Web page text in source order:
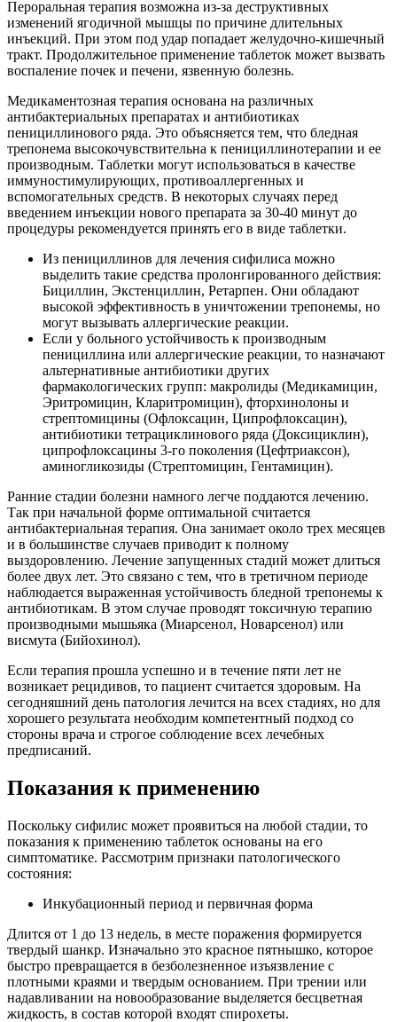
Пероральная терапия возможна из-за деструктивных
изменений ягодичной мышцы по причине длительных
инъекций. При этом под удар попадает желудочно-кишечный
тракт. Продолжительное применение таблеток может вызвать
воспаление почек и печени, язвенную болезнь.
Медикаментозная терапия основана на различных
антибактериальных препаратах и антибиотиках
пенициллинового ряда. Это объясняется тем, что бледная
трепонема высокочувствительна к пенициллинотерапии и ее
производным. Таблетки могут использоваться в качестве
иммуностимулирующих, противоаллергенных и
вспомогательных средств. В некоторых случаях перед
введением инъекции нового препарата за 30-40 минут до
процедуры рекомендуется принять его в виде таблетки.
Из пенициллинов для лечения сифилиса можно
выделить такие средства пролонгированного действия:
Бициллин, Экстенциллин, Ретарпен. Они обладают
высокой эффективность в уничтожении трепонемы, но
могут вызывать аллергические реакции.
Если у больного устойчивость к производным
пенициллина или аллергические реакции, то назначают
альтернативные антибиотики других
фармакологических групп: макролиды (Медикамицин,
Эритромицин, Кларитромицин), фторхинолоны и
стрептомицины (Офлоксацин, Ципрофлоксацин),
антибиотики тетрациклинового ряда (Доксициклин),
ципрофлоксацины 3-го поколения (Цефтриаксон),
аминогликозиды (Стрептомицин, Гентамицин).
Ранние стадии болезни намного легче поддаются лечению.
Так при начальной форме оптимальной считается
антибактериальная терапия. Она занимает около трех месяцев
и в большинстве случаев приводит к полному
выздоровлению. Лечение запущенных стадий может длиться
более двух лет. Это связано с тем, что в третичном периоде
наблюдается выраженная устойчивость бледной трепонемы к
антибиотикам. В этом случае проводят токсичную терапию
производными мышьяка (Миарсенол, Новарсенол) или
висмута (Бийохинол).
Если терапия прошла успешно и в течение пяти лет не
возникает рецидивов, то пациент считается здоровым. На
сегодняшний день патология лечится на всех стадиях, но для
хорошего результата необходим компетентный подход со
стороны врача и строгое соблюдение всех лечебных
предписаний.
Показания к применению
Поскольку сифилис может проявиться на любой стадии, то
показания к применению таблеток основаны на его
симптоматике. Рассмотрим признаки патологического
состояния:
Инкубационный период и первичная форма
Длится от 1 до 13 недель, в месте поражения формируется
твердый шанкр. Изначально это красное пятнышко, которое
быстро превращается в безболезненное изъязвление с
плотными краями и твердым основанием. При трении или
надавливании на новообразование выделяется бесцветная
жидкость, в состав которой входят спирохеты.